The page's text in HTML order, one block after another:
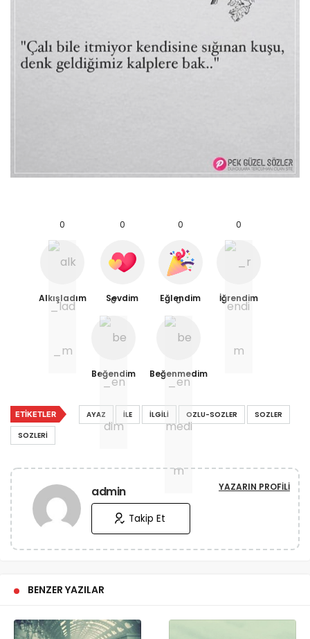
0
Alkışladım
0
Sevdim
0
Eğlendim
0
İğrendim
0
Beğendim
0
Beğenmedim
ETIKETLER AYAZ İLE İLGILI OZLU-SOZLER
SOZLER
SOZLERI
admin YAZARIN PROFILI
Takip Et
BENZER YAZILAR